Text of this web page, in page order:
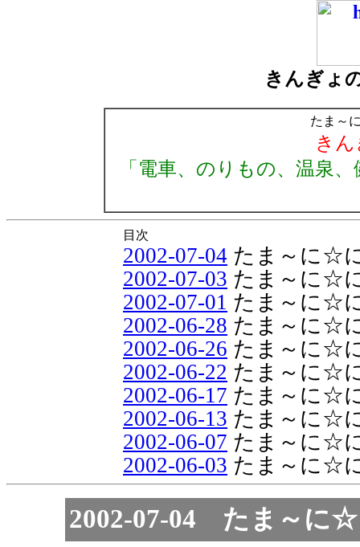
きんぎょ
たま～
き
「電車、のりもの、温泉
目次
2002-07-04 たま～に☆
2002-07-03 たま～に☆
2002-07-01 たま～に☆
2002-06-28 たま～に☆
2002-06-26 たま～に☆
2002-06-22 たま～に☆
2002-06-17 たま～に☆
2002-06-13 たま～に☆
2002-06-07 たま～に☆
2002-06-03 たま～に☆
2002-07-04 たま～